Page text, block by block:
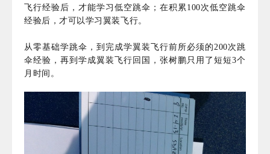
飞行经验后，才能学习低空跳伞；在积累100次低空跳伞
经验后，才可以学习翼装飞行。
从零基础学跳伞，到完成学翼装飞行前所必须的200次跳
伞经验，再到学成翼装飞行回国，张树鹏只用了短短3个
月时间。